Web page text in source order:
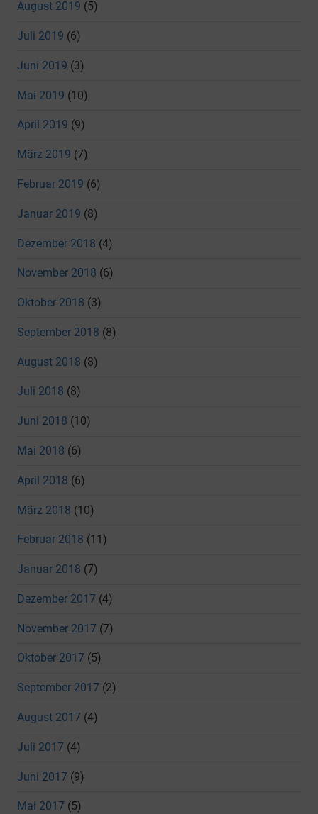
August 2019 (5)
Juli 2019 (6)
Juni 2019 (3)
Mai 2019 (10)
April 2019 (9)
März 2019 (7)
Februar 2019 (6)
Januar 2019 (8)
Dezember 2018 (4)
November 2018 (6)
Oktober 2018 (3)
September 2018 (8)
August 2018 (8)
Juli 2018 (8)
Juni 2018 (10)
Mai 2018 (6)
April 2018 (6)
März 2018 (10)
Februar 2018 (11)
Januar 2018 (7)
Dezember 2017 (4)
November 2017 (7)
Oktober 2017 (5)
September 2017 (2)
August 2017 (4)
Juli 2017 (4)
Juni 2017 (9)
Mai 2017 (5)